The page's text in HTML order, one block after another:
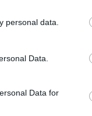
personal data.
Data.
Data for